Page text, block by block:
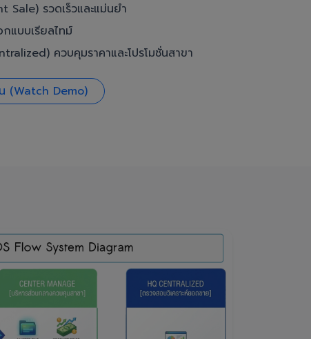
Sale) รวดเร็วและแม่นยำ
แบบเรียลไทม์
ควบคุมราคาและโปรโมชั่นสาขา
(Watch Demo)